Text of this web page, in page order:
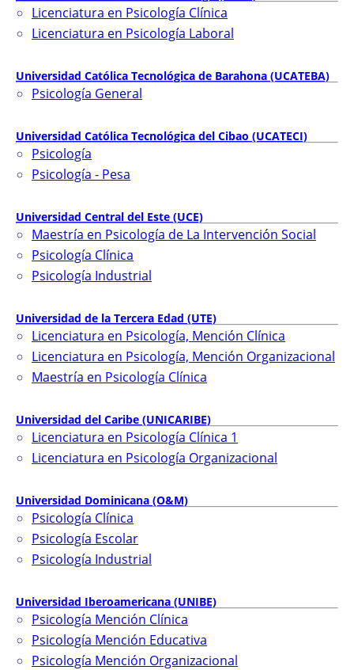
Licenciatura en Psicología Clínica
Licenciatura en Psicología Laboral
Universidad Católica Tecnológica de Barahona (UCATEBA)
Psicología General
Universidad Católica Tecnológica del Cibao (UCATECI)
Psicología
Psicología - Pesa
Universidad Central del Este (UCE)
Maestría en Psicología de La Intervención Social
Psicología Clínica
Psicología Industrial
Universidad de la Tercera Edad (UTE)
Licenciatura en Psicología, Mención Clínica
Licenciatura en Psicología, Mención Organizacional
Maestría en Psicología Clínica
Universidad del Caribe (UNICARIBE)
Licenciatura en Psicología Clínica 1
Licenciatura en Psicología Organizacional
Universidad Dominicana (O&M)
Psicología Clínica
Psicología Escolar
Psicología Industrial
Universidad Iberoamericana (UNIBE)
Psicología Mención Clínica
Psicología Mención Educativa
Psicología Mención Organizacional